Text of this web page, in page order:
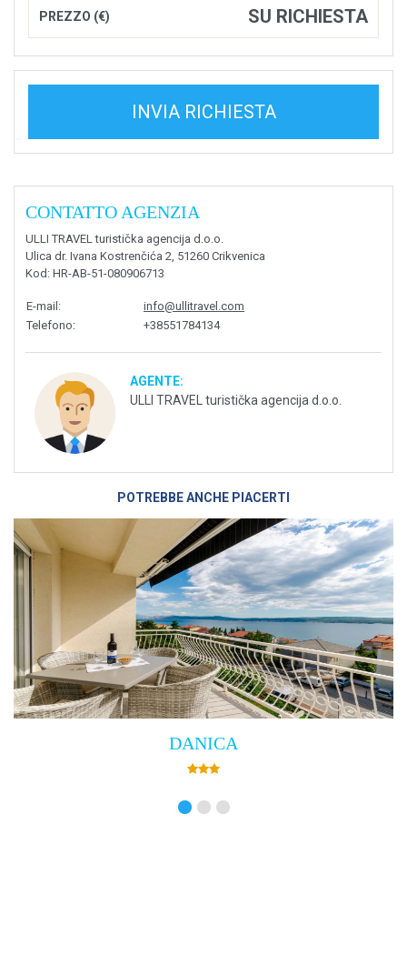
PREZZO (€) SU RICHIESTA
INVIA RICHIESTA
CONTATTO AGENZIA
ULLI TRAVEL turistička agencija d.o.o.
Ulica dr. Ivana Kostrenčića 2, 51260 Crikvenica
Kod : HR-AB-51-080906713
E-mail :
info@ullitravel.com
Telefono: +38551784134
AGENTE:
ULLI TRAVEL turistička agencija d.o.o.
POTREBBE ANCHE PIACERTI
Villa Empress